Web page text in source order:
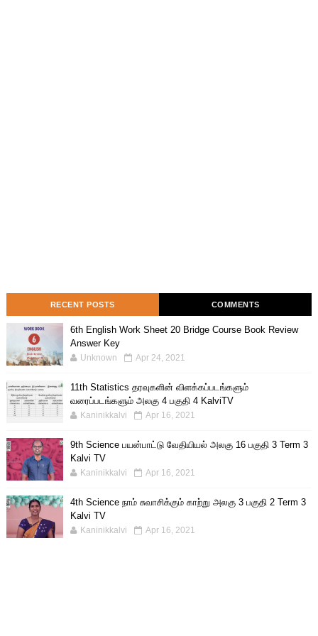
RECENT POSTS COMMENTS
6th English Work Sheet 20 Bridge Course Book Review
Answer Key
Unknown Apr 24, 2021
11th Statistics தரவுகளின் விளக்கப்படங்களும்
வரைப்படங்களும் அலகு 4 பகுதி 4 KalviTV
Kaninikkalvi Apr 16, 2021
9th Science பயன்பாட்டு வேதியியல் அலகு 16 பகுதி 3 Term 3
Kalvi TV
Kaninikkalvi Apr 16, 2021
4th Science நாம் சுவாசிக்கும் காற்று அலகு 3 பகுதி 2 Term 3
Kalvi TV
Kaninikkalvi Apr 16, 2021